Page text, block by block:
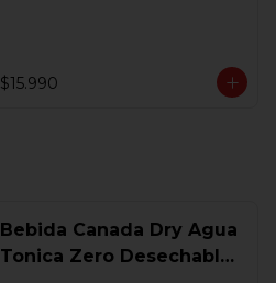
$15.990
Bebida Canada Dry Agua
Tonica Zero Desechable